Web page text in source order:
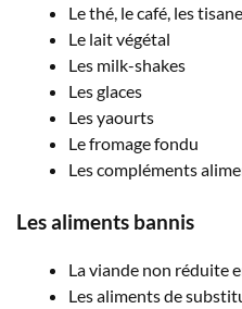
Le thé, le café, les
Le lait végétal
Les milk-shakes
Les glaces
Les yaourts
Le fromage fondu
Les compléments
Les aliments bannis
La viande non réduite
Les aliments de